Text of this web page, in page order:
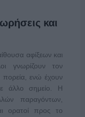
και
αφίξεων και
γνωρίζουν τον
ενώ έχουν
άλλο σημείο. Η
παραγόντων,
ορατοί προς το